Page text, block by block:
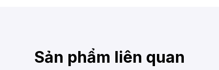
Sản phẩm liên quan